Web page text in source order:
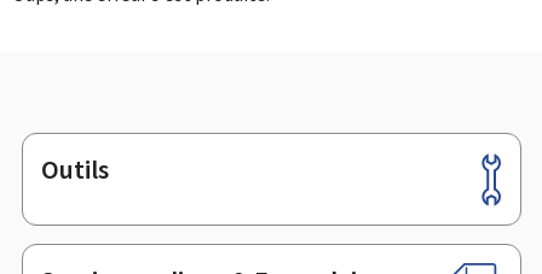
Pied
de
page
Outils